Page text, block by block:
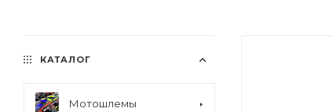
КАТАЛОГ
Мотошлемы